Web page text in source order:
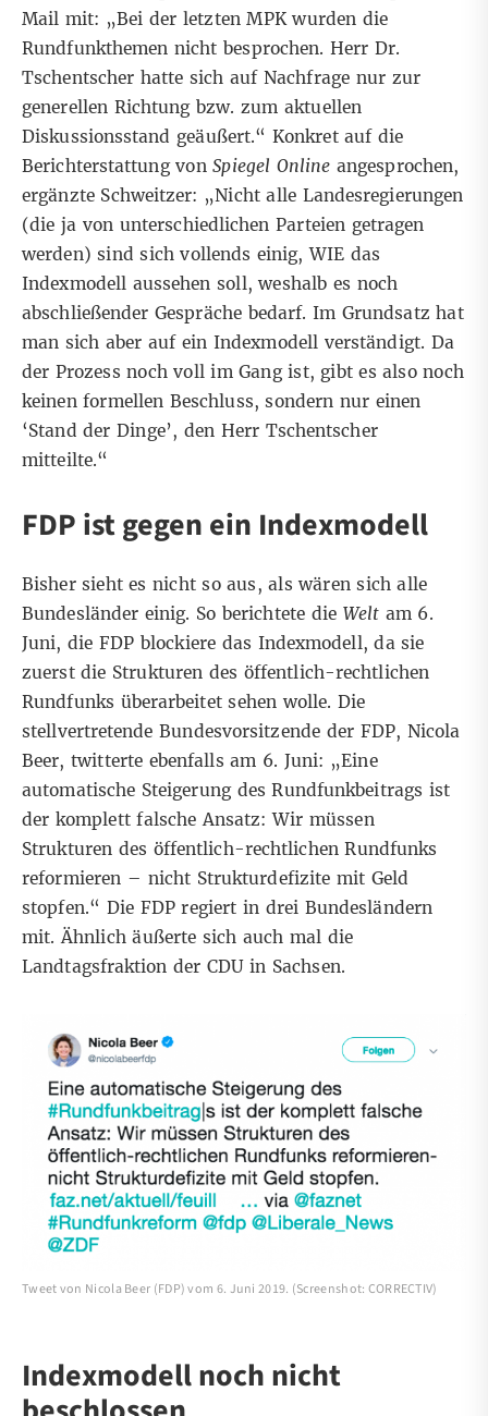
Mail mit: „Bei der letzten MPK wurden die
Rundfunkthemen nicht besprochen. Herr Dr.
Tschentscher hatte sich auf Nachfrage nur zur
generellen Richtung bzw. zum aktuellen
Diskussionsstand geäußert.“ Konkret auf die
Berichterstattung vonSpiegel Online angesprochen,
ergänzte Schweitzer: „Nicht alle Landesregierungen
(die ja von unterschiedlichen Parteien getragen
werden) sind sich vollends einig, WIE das
Indexmodell aussehen soll, weshalb es noch
abschließender Gespräche bedarf. Im Grundsatz hat
man sich aber auf ein Indexmodell verständigt. Da
der Prozess noch voll im Gang ist, gibt es also noch
keinen formellen Beschluss, sondern nur einen
‘Stand der Dinge’, den Herr Tschentscher
mitteilte.“
FDP ist gegen ein Indexmodell
Bisher sieht es nicht so aus, als wären sich alle
Bundesländer einig. So berichtete die Welt am 6.
Juni, die FDP blockiere das Indexmodell, da sie
zuerst die Strukturen des öffentlich-rechtlichen
Rundfunks überarbeitet sehen wolle. Die
stellvertretende Bundesvorsitzende der FDP, Nicola
Beer,twitterte ebenfalls am 6. Juni: „Eine
automatische Steigerung des Rundfunkbeitrags ist
der komplett falsche Ansatz: Wir müssen
Strukturen des öffentlich-rechtlichen Rundfunks
reformieren – nicht Strukturdefizite mit Geld
stopfen.“ Die FDP regiert in drei Bundesländern
mit. Ähnlich äußerte sich auch mal die
Landtagsfraktion der CDU in Sachsen.
Tweet von Nicola Beer (FDP) vom 6. Juni 2019. (Screenshot: CORRECTIV)
Indexmodell noch nicht